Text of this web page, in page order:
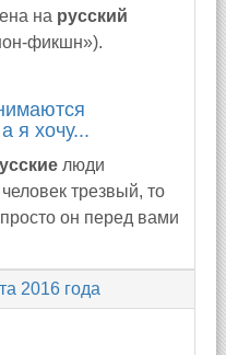
на русский
фикшн»).
я хочу...
люди
трезвый, то
он перед вами
2016 года